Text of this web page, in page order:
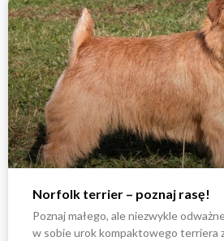
Norfolk terrier – poznaj rasę!
Poznaj małego, ale niezwykle
w sobie urok kompaktowego terriera